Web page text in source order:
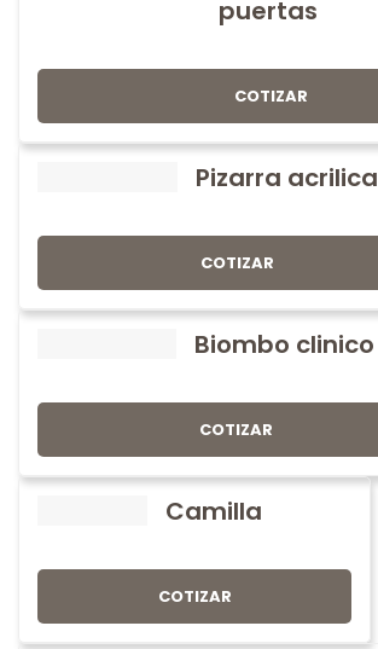
puertas
COTIZAR
Pizarra acrilica
COTIZAR
Biombo clinico
COTIZAR
Camilla
COTIZAR